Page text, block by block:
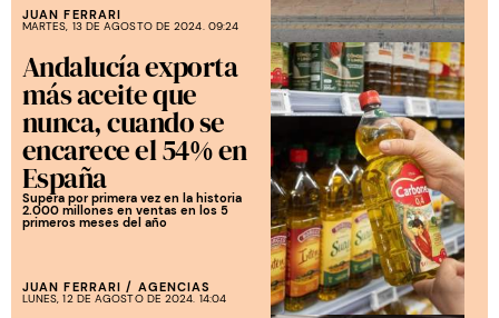
JUAN FERRARI
MARTES, 13 DE AGOSTO DE 2024. 09:24
Andalucía exporta
más aceite que
nunca, cuando se
encarece el 54% en
España
Supera por primera vez en la historia
2.000 millones en ventas en los 5
primeros meses del año
JUAN FERRARI / AGENCIAS
LUNES, 12 DE AGOSTO DE 2024. 14:04